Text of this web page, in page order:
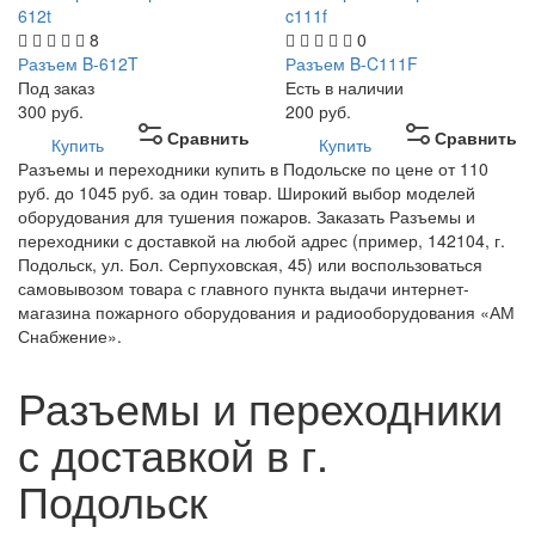
8
Разъем B-612T
Под заказ
300 руб.
Сравнить
Купить
0
Разъем B-C111F
Есть в наличии
200 руб.
Сравнить
Купить
Разъемы и переходники купить в Подольске по цене от 110
руб. до 1045 руб. за один товар. Широкий выбор моделей
оборудования для тушения пожаров. Заказать Разъемы и
переходники с доставкой на любой адрес (пример, 142104, г.
Подольск, ул. Бол. Серпуховская, 45) или воспользоваться
самовывозом товара с главного пункта выдачи интернет-
магазина пожарного оборудования и радиооборудования «АМ
Снабжение».
Разъемы и переходники
с доставкой в г.
Подольск